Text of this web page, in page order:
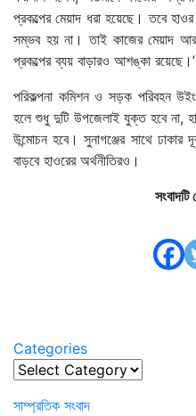
প্রকল্পের মেয়াদ ধরা হয়েছে। তবে
সম্ভব হয় না। তাই কাজের মেয়াদ
প্রকল্পের ব্যয় বাড়ারও আশঙ্কা রয়েছে।’
পরিকল্পনা কমিশন ও সড়ক পরিবহন
হলে শুধু দুটি উপজেলাই যুক্ত হবে না,
উন্মোচন হবে। সুনাগঞ্জের সাথে
বাড়বে হাওরের অর্থনীতিরও।
Categories
Categories
সাম্প্রতিক সংবাদ